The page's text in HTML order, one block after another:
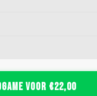
voor €22,00